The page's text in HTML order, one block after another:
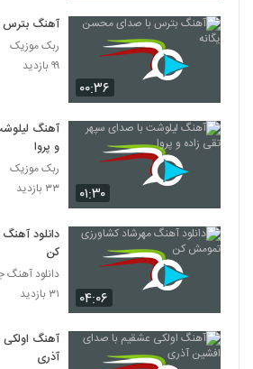
۰۰:۳۶
آهنگ بترس
ربک موزیک
۹۹ بازدید
۰۱:۳۰
آهنگ
و پروا
ربک موزیک
۳۳ بازدید
۰۴:۰۶
دانلود
کن
دانلود آهنگ
۳۱ بازدید
آهنگ
آذری